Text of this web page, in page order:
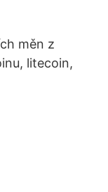
měn z
litecoin,